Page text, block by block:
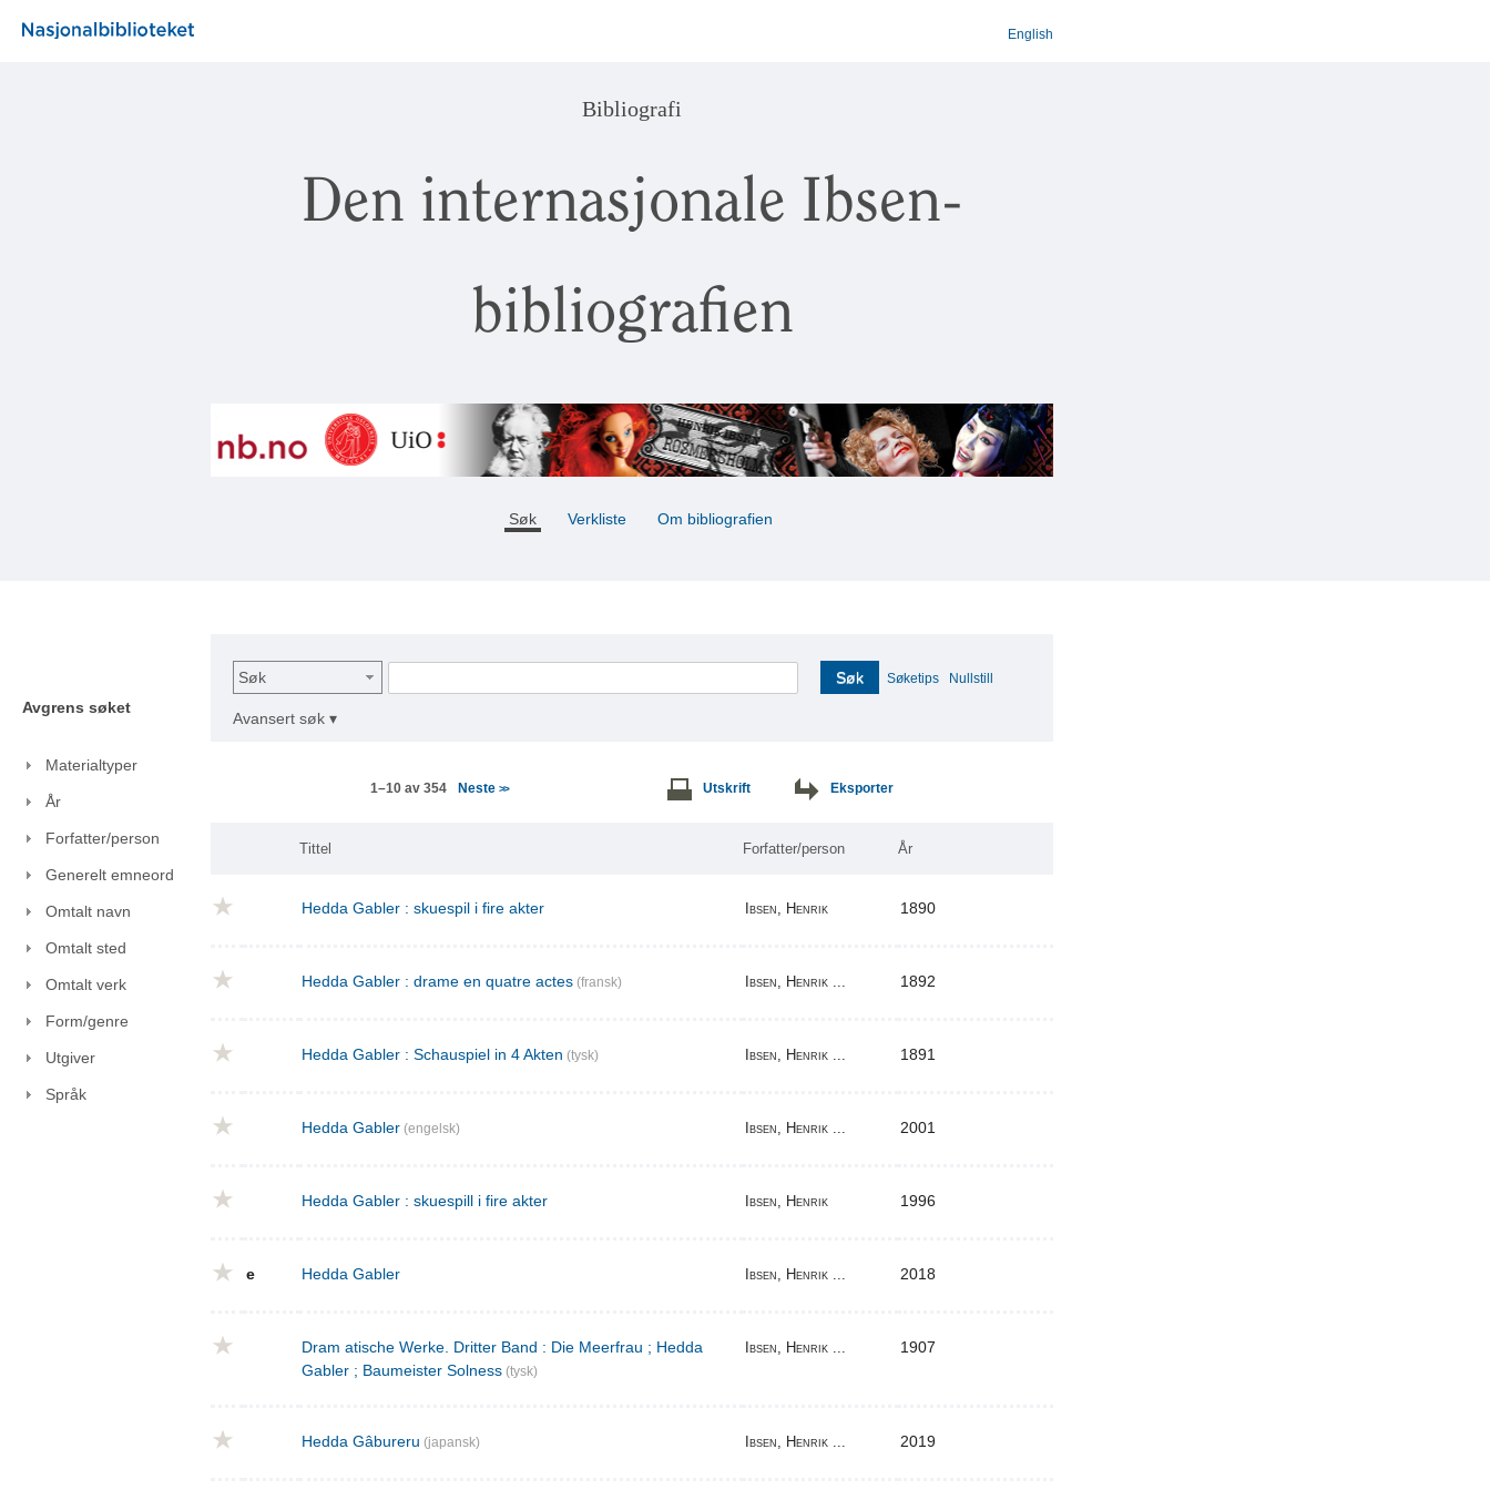
English
Bibliografi
Den internasjonale Ibsen-
bibliografien
Søk Verkliste Om bibliografien
Avgrens søket
Materialtyper
År
Forfatter/person
Generelt emneord
Omtalt navn
Omtalt sted
Omtalt verk
Form/genre
Utgiver
Språk
Søk Søk Søketips Nullstill
Avansert søk ▾
1–10 av 354 Neste >> Utskrift Eksporter
Tittel Forfatter/person År
Hedda Gabler : skuespil i fire akter Ibsen, Henrik 1890
Hedda Gabler : drame en quatre actes (fransk) Ibsen, Henrik ... 1892
Hedda Gabler : Schauspiel in 4 Akten (tysk) Ibsen, Henrik ... 1891
Hedda Gabler (engelsk) Ibsen, Henrik ... 2001
Hedda Gabler : skuespill i fire akter Ibsen, Henrik 1996
e Hedda Gabler Ibsen, Henrik ... 2018
Dram atische Werke. Dritter Band : Die Meerfrau ; Hedda
Gabler ; Baumeister Solness (tysk)
Ibsen, Henrik ... 1907
Hedda Gâbureru (japansk) Ibsen, Henrik ... 2019